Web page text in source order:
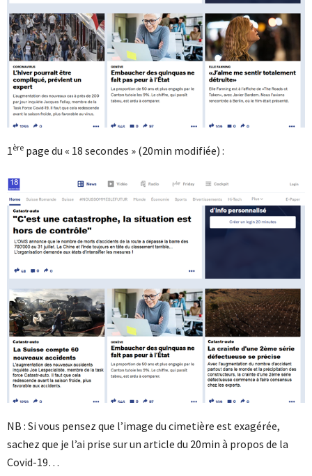
1ère page du « 18 secondes » (20min modifiée) :
NB : Si vous pensez que l’image du cimetière est exagérée,
sachez que je l’ai prise sur un article du 20min à propos de la
Covid-19…